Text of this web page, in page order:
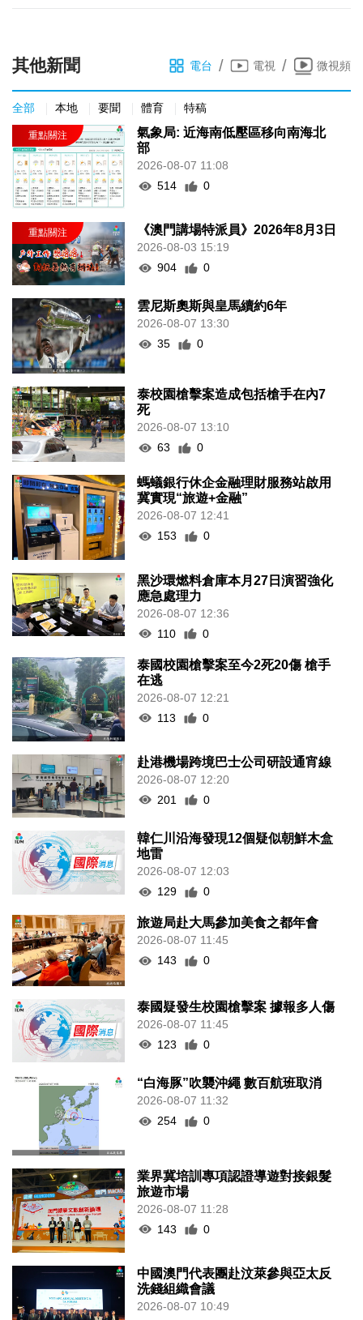
其他新聞 電台 / 電視 / 微視頻
全部 本地 要聞 體育 特稿
氣象局: 近海南低壓區移向南海北
部
2026-08-07 11:08
514
0
《澳門講場特派員》2026年8月3日
2026-08-03 15:19
904
0
雲尼斯奧斯與皇馬續約6年
2026-08-07 13:30
35
0
泰校園槍擊案造成包括槍手在內7
死
2026-08-07 13:10
63
0
螞蟻銀行休企金融理財服務站啟用
冀實現“旅遊+金融”
2026-08-07 12:41
153
0
黑沙環燃料倉庫本月27日演習強化
應急處理力
2026-08-07 12:36
110
0
泰國校園槍擊案至今2死20傷 槍手
在逃
2026-08-07 12:21
113
0
赴港機場跨境巴士公司研設通宵線
2026-08-07 12:20
201
0
韓仁川沿海發現12個疑似朝鮮木盒
地雷
2026-08-07 12:03
129
0
旅遊局赴大馬參加美食之都年會
2026-08-07 11:45
143
0
泰國疑發生校園槍擊案 據報多人傷
2026-08-07 11:45
123
0
“白海豚”吹襲沖繩 數百航班取消
2026-08-07 11:32
254
0
業界冀培訓專項認證導遊對接銀髮
旅遊市場
2026-08-07 11:28
143
0
中國澳門代表團赴汶萊參與亞太反
洗錢組織會議
2026-08-07 10:49